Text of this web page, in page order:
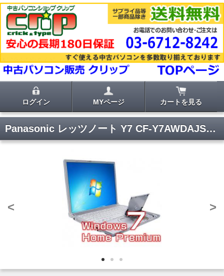
ログイン MYページ カートを見る
Panasonic レッツノート Y7 CF-Y7AWDAJS【Windows7・無線LAN・DVDマルチ・高解像度液晶】
< >